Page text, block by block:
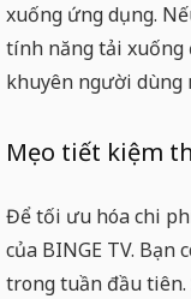
xuống ứng dụng.
tính năng tải xuống
khuyên người dùng
Mẹo tiết kiệm
Để tối ưu hóa chi
của BINGE TV.
trong tuần đầu tiên.